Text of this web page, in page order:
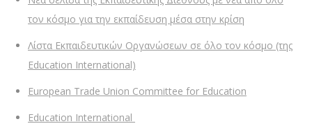
τον κόσμο για την εκπαίδευση μέσα στην κρίση
Λίστα Εκπαιδευτικών Οργανώσεων σε όλο τον κόσμο (της
Education International)
European Trade Union Committee for Education
Education International